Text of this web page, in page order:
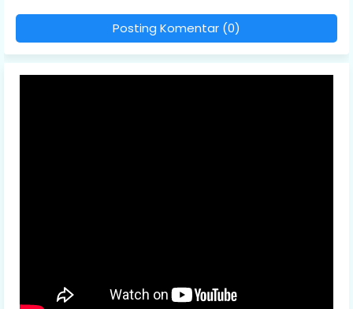
Posting Komentar (0)